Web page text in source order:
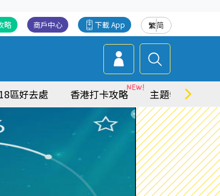
繁简
下載 App
商戶中心
略
18區好去處 香港打卡攻略 主題特集